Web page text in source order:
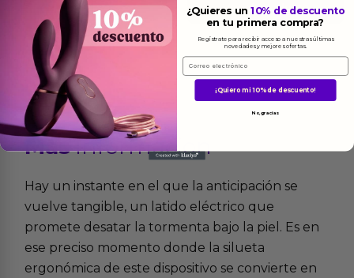
Ver el producto
Másinformacion
Hay un instante en el que la anticipación se
vuelve tangible, un latido eléctrico que
promete desatar la tormenta bajo la piel. Es en
ese preciso momento donde la silueta
ergonómica de este dispositivo se convierte en
¿Quieres un10% de descuento
en tu primera compra?
Regístrate para recibir acceso a nuestras últimas
novedades y mejores ofertas.
Email
¡Quiero mi 10% de descuento!
No, gracias